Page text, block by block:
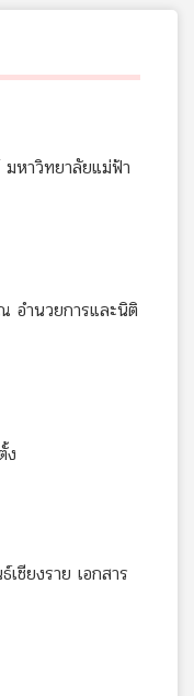
หาวิทยาลัยแม่ฟ้า
อำนวยการและนิติ
ง
ชียงราย เอกสาร